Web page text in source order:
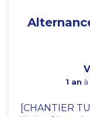
1 an
[CHANTIER